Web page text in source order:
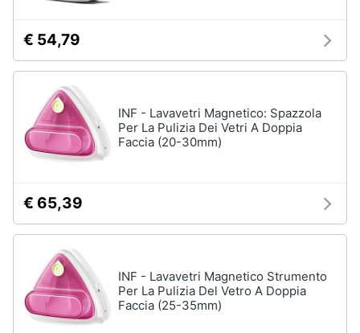
elettrodomestici
Termoventilatore
Condizionatori
Caminetto
Elettrodomestici
professionali
industriali
Abbattitore
€ 54,79
INF - Lavavetri Magnetico: Spazzola
Per La Pulizia Dei Vetri A Doppia
Faccia (20-30mm)
€ 65,39
INF - Lavavetri Magnetico Strumento
Per La Pulizia Del Vetro A Doppia
Faccia (25-35mm)